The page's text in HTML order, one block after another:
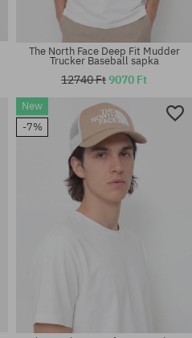
univerzális méret
The North Face Deep Fit Mudder
Trucker Baseball sapka
12740 Ft9070 Ft
New
-7%